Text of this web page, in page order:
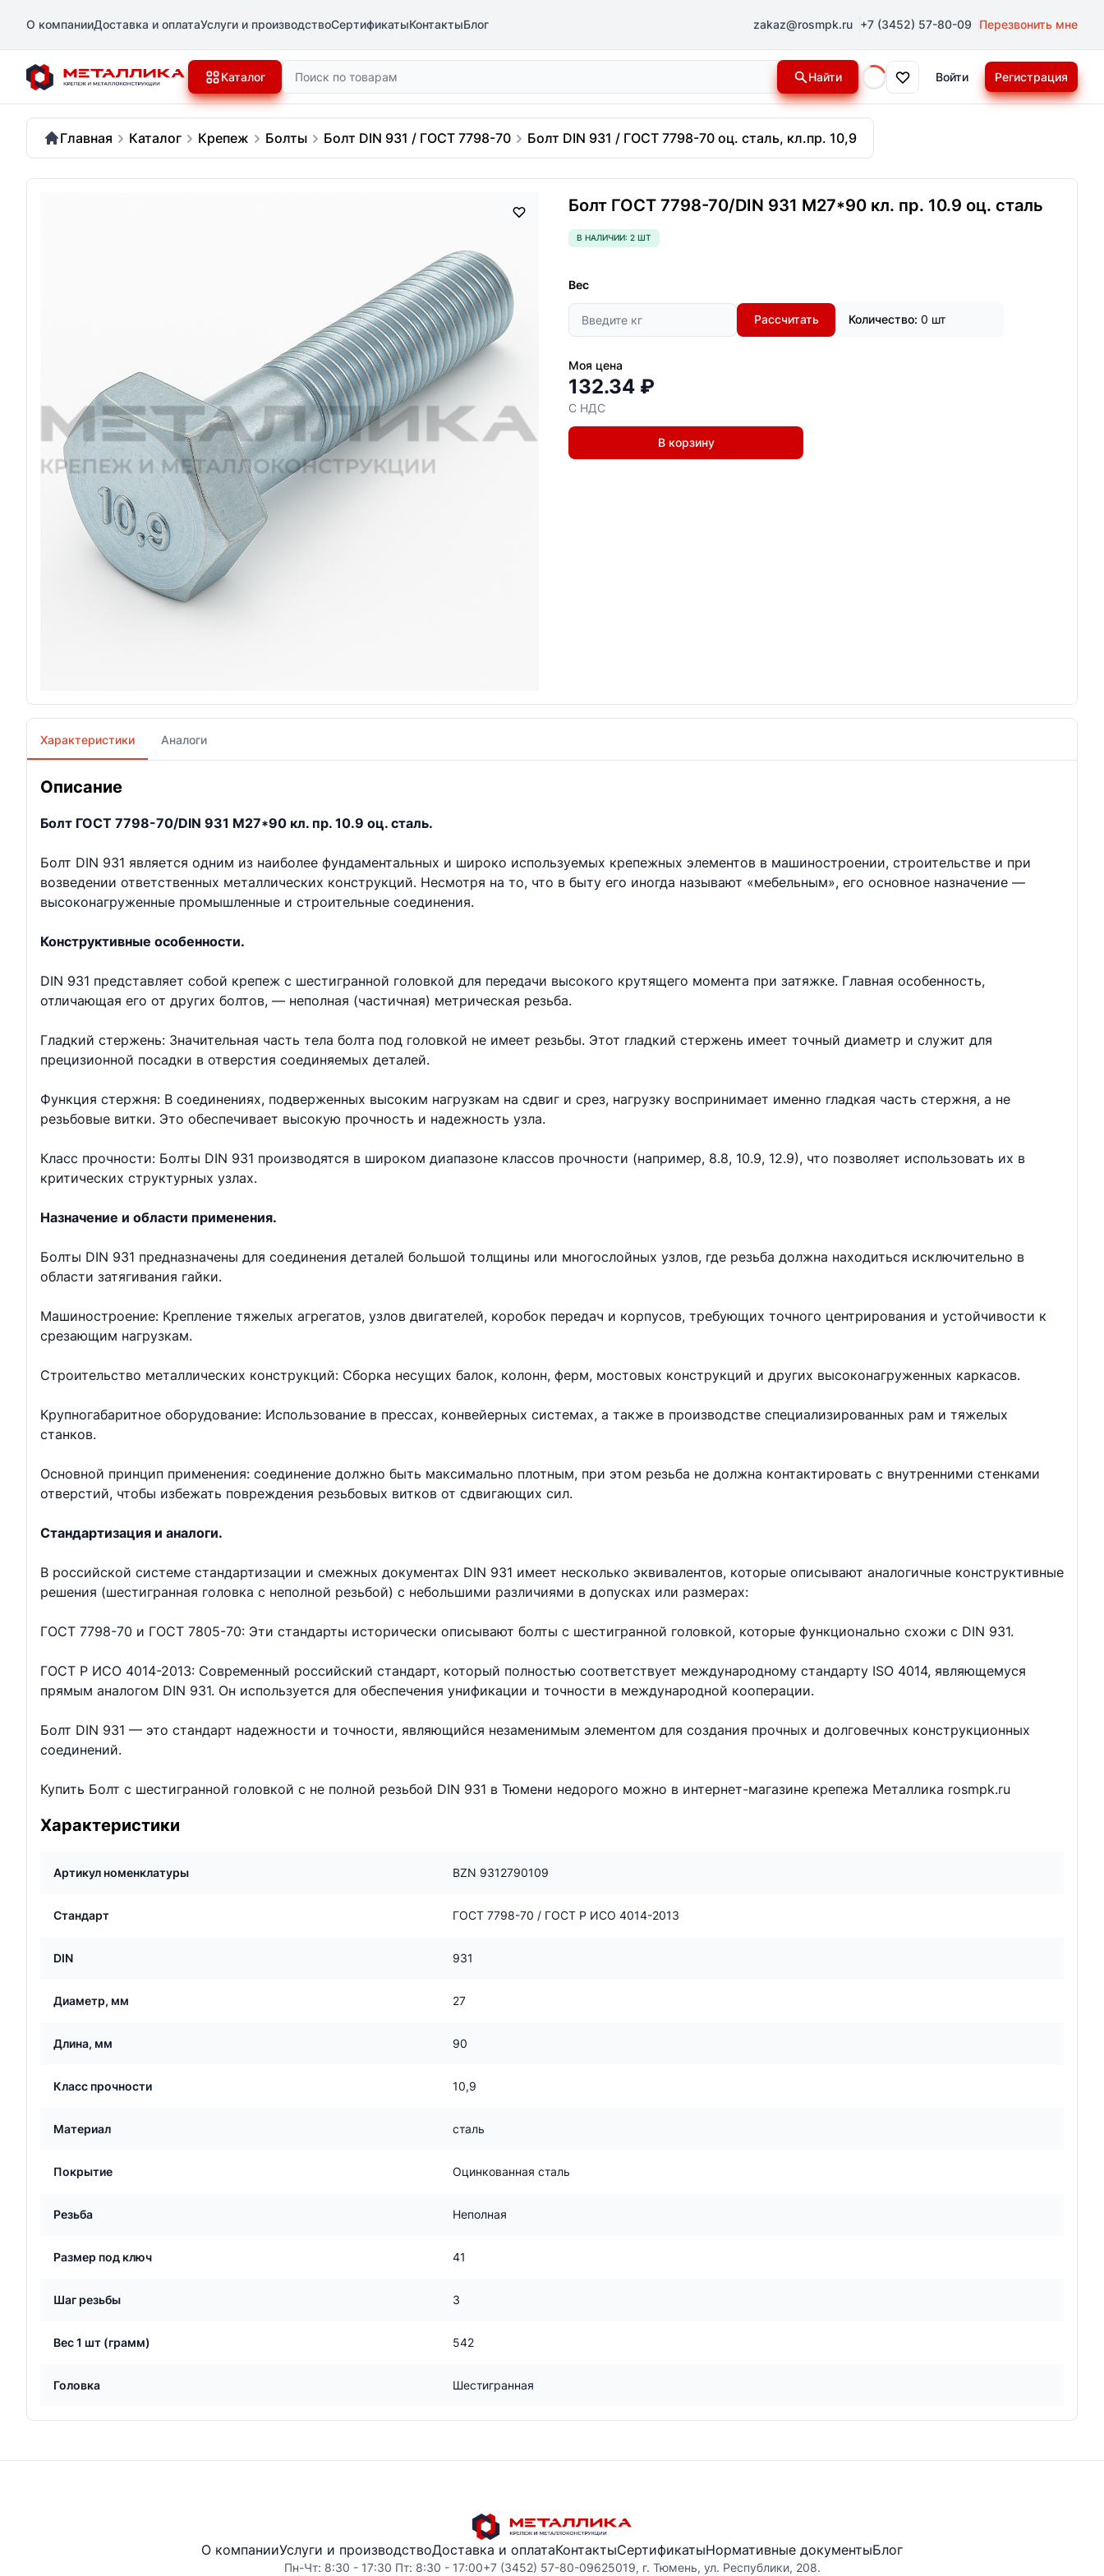
О компанииДоставка и оплатаУслуги и производствоСертификатыКонтактыБлог zakaz@rosmpk.ru +7 (3452) 57-80-09 Перезвонить мне
Каталог Поиск Найти
Loading...
Войти Регистрация
Главная Каталог Крепеж Болты Болт DIN 931 / ГОСТ 7798-70 Болт DIN 931 / ГОСТ 7798-70 оц. сталь, кл.пр. 10,9
Болт ГОСТ 7798-70/DIN 931 М27*90 кл. пр. 10.9 оц. сталь
В НАЛИЧИИ: 2 ШТ
Вес
Рассчитать Количество: 0 шт
Моя цена
132.34 ₽
С НДС
В корзину
Характеристики Аналоги
Описание
Болт ГОСТ 7798-70/DIN 931 М27*90 кл. пр. 10.9 оц. сталь.
Болт DIN 931 является одним из наиболее фундаментальных и широко используемых крепежных элементов в машиностроении, строительстве и при
возведении ответственных металлических конструкций. Несмотря на то, что в быту его иногда называют «мебельным», его основное назначение —
высоконагруженные промышленные и строительные соединения.
Конструктивные особенности.
DIN 931 представляет собой крепеж с шестигранной головкой для передачи высокого крутящего момента при затяжке. Главная особенность,
отличающая его от других болтов, — неполная (частичная) метрическая резьба.
Гладкий стержень: Значительная часть тела болта под головкой не имеет резьбы. Этот гладкий стержень имеет точный диаметр и служит для
прецизионной посадки в отверстия соединяемых деталей.
Функция стержня: В соединениях, подверженных высоким нагрузкам на сдвиг и срез, нагрузку воспринимает именно гладкая часть стержня, а не
резьбовые витки. Это обеспечивает высокую прочность и надежность узла.
Класс прочности: Болты DIN 931 производятся в широком диапазоне классов прочности (например, 8.8, 10.9, 12.9), что позволяет использовать их в
критических структурных узлах.
Назначение и области применения.
Болты DIN 931 предназначены для соединения деталей большой толщины или многослойных узлов, где резьба должна находиться исключительно в
области затягивания гайки.
Машиностроение: Крепление тяжелых агрегатов, узлов двигателей, коробок передач и корпусов, требующих точного центрирования и устойчивости к
срезающим нагрузкам.
Строительство металлических конструкций: Сборка несущих балок, колонн, ферм, мостовых конструкций и других высоконагруженных каркасов.
Крупногабаритное оборудование: Использование в прессах, конвейерных системах, а также в производстве специализированных рам и тяжелых
станков.
Основной принцип применения: соединение должно быть максимально плотным, при этом резьба не должна контактировать с внутренними стенками
отверстий, чтобы избежать повреждения резьбовых витков от сдвигающих сил.
Стандартизация и аналоги.
В российской системе стандартизации и смежных документах DIN 931 имеет несколько эквивалентов, которые описывают аналогичные конструктивные
решения (шестигранная головка с неполной резьбой) с небольшими различиями в допусках или размерах:
ГОСТ 7798-70 и ГОСТ 7805-70: Эти стандарты исторически описывают болты с шестигранной головкой, которые функционально схожи с DIN 931.
ГОСТ Р ИСО 4014-2013: Современный российский стандарт, который полностью соответствует международному стандарту ISO 4014, являющемуся
прямым аналогом DIN 931. Он используется для обеспечения унификации и точности в международной кооперации.
Болт DIN 931 — это стандарт надежности и точности, являющийся незаменимым элементом для создания прочных и долговечных конструкционных
соединений.
Купить Болт с шестигранной головкой с не полной резьбой DIN 931 в Тюмени недорого можно в интернет-магазине крепежа Металлика rosmpk.ru
Характеристики
Артикул номенклатуры BZN 9312790109
Стандарт ГОСТ 7798-70 / ГОСТ Р ИСО 4014-2013
DIN 931
Диаметр, мм 27
Длина, мм 90
Класс прочности 10,9
Материал сталь
Покрытие Оцинкованная сталь
Резьба Неполная
Размер под ключ 41
Шаг резьбы 3
Вес 1 шт (грамм) 542
Головка Шестигранная
О компанииУслуги и производствоДоставка и оплатаКонтактыСертификатыНормативные документыБлог
Пн-Чт: 8:30 - 17:30 Пт: 8:30 - 17:00+7 (3452) 57-80-09625019, г. Тюмень, ул. Республики, 208.